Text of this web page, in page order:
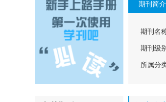
期刊简介
期刊名
期刊级
所属分